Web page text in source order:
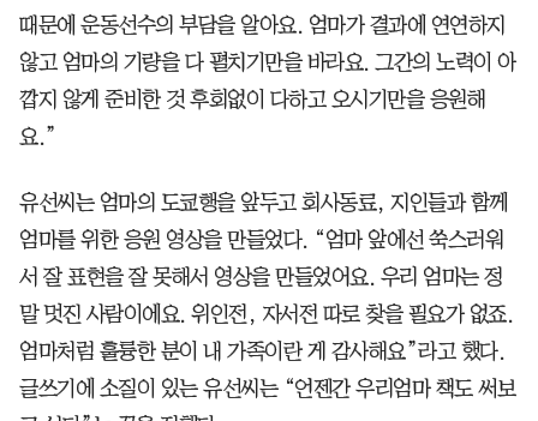
때문에 운동선수의 부담을 알아요. 엄마가 결과에 연연하지
않고 엄마의 기량을 다 펼치기만을 바라요. 그간의 노력이 아
깝지 않게 준비한 것 후회없이 다하고 오시기만을 응원해
요.”
유선씨는 엄마의 도쿄행을 앞두고 회사동료, 지인들과 함께
엄마를 위한 응원 영상을 만들었다. “엄마 앞에선 쑥스러워
서 잘 표현을 잘 못해서 영상을 만들었어요. 우리 엄마는 정
말 멋진 사람이에요. 위인전, 자서전 따로 찾을 필요가 없죠.
엄마처럼 훌륭한 분이 내 가족이란 게 감사해요”라고 했다.
글쓰기에 소질이 있는 유선씨는 “언젠간 우리엄마 책도 써보